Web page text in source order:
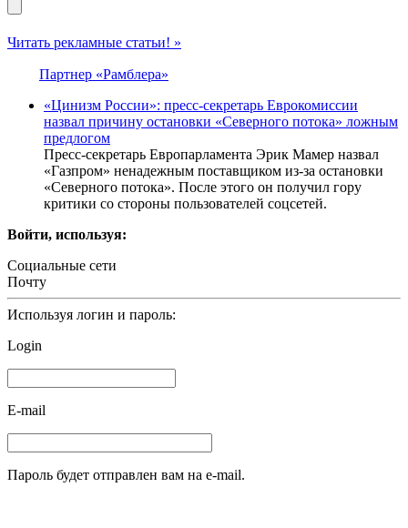
Читать рекламные статьи! »
Партнер «Рамблера»
«Цинизм России»: пресс-секретарь Еврокомиссии
назвал причину остановки «Северного потока» ложным
предлогом
Пресс-секретарь Европарламента Эрик Мамер назвал
«Газпром» ненадежным поставщиком из-за остановки
«Северного потока». После этого он получил гору
критики со стороны пользователей соцсетей.
Войти, используя:
Социальные сети
Почту
Используя логин и пароль:
Login
E-mail
Пароль будет отправлен вам на e-mail.